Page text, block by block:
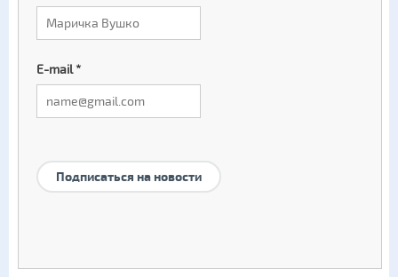
E-mail*
Подписаться на новости